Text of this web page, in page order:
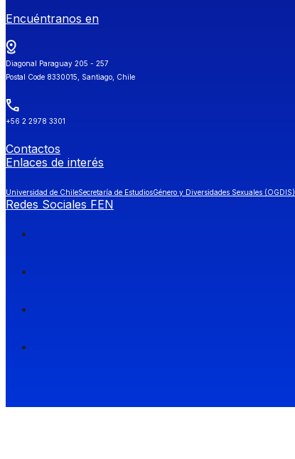
Encuéntranos en
Diagonal Paraguay 205 - 257
Postal Code 8330015, Santiago, Chile
+56 2 2978 3301
Contactos
Enlaces de interés
Universidad de ChileSecretaría de EstudiosGénero y Diversidades Sexuales (OGDIS)
Redes Sociales FEN